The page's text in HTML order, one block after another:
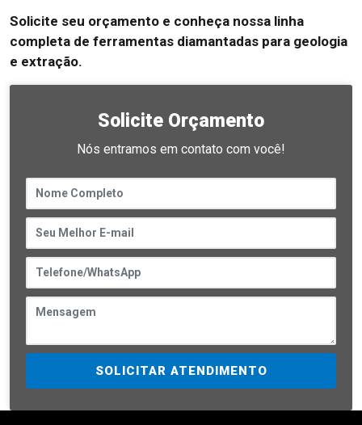
Solicite seu orçamento e conheça nossa linha
completa de ferramentas diamantadas para geologia
e extração.
Solicite Orçamento
Nós entramos em contato com você!
SOLICITAR ATENDIMENTO